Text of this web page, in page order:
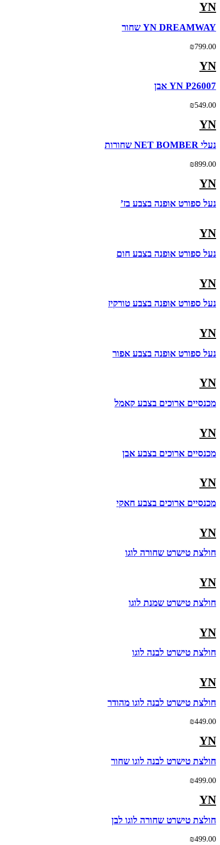
YN
YN DREAMWAY שחור
₪799.00
YN
YN P26007 אבן
₪549.00
YN
נעלי NET BOMBER שחורות
₪899.00
YN
נעל ספורט אופנה בצבע בז’
YN
נעל ספורט אופנה בצבע חום
YN
נעל ספורט אופנה בצבע טורקיז
YN
נעל ספורט אופנה בצבע אפור
YN
מכנסיים ארוכים בצבע קאמל
YN
מכנסיים ארוכים בצבע אבן
YN
מכנסיים ארוכים בצבע חאקי
YN
חולצת טישרט שחורה לוגו
YN
חולצת טישרט שמנת לוגו
YN
חולצת טישרט לבנה לוגו
YN
חולצת טישרט לבנה לוגו מהודר
₪449.00
YN
חולצת טישרט לבנה לוגו שחור
₪499.00
YN
חולצת טישרט שחורה לוגו לבן
₪499.00